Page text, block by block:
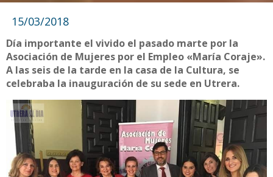
15/03/2018
Día importante el vivido el pasado marte por la
Asociación de Mujeres por el Empleo «María Coraje».
A las seis de la tarde en la casa de la Cultura, se
celebraba la inauguración de su sede en Utrera.